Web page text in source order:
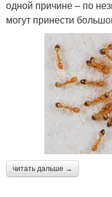
одной причине – по
могут принести
читать дальше →